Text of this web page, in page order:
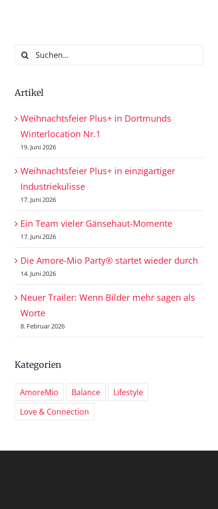
Suche
nach:
Artikel
Weihnachtsfeier Plus+ in Dortmunds
Winterlocation Nr.1
19. Juni 2026
Weihnachtsfeier Plus+ in einzigartiger
Industriekulisse
17. Juni 2026
Ein Team vieler Gänsehaut-Momente
17. Juni 2026
Die Amore-Mio Party® startet wieder durch
14. Juni 2026
Neuer Trailer: Wenn Bilder mehr sagen als
Worte
8. Februar 2026
Kategorien
AmoreMio Balance
Lifestyle
Love & Connection